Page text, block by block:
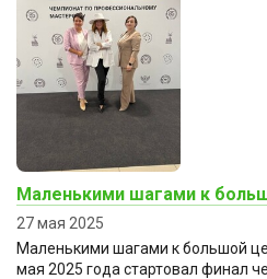
Маленькими шагами к
27 мая 2025
Маленькими шагами к большой
мая 2025 года стартовал финал